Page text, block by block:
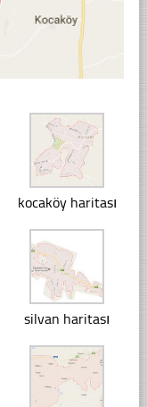
kocaköy haritası
silvan haritası